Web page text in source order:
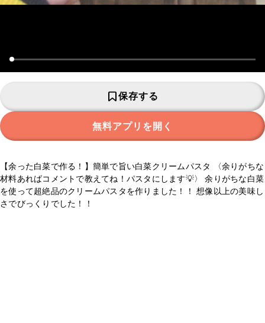
保存する
無料アプリを開く
【余った白菜で作る！】簡単で旨い白菜クリームパスタ 〈余りがちな
材料あればコメントで教えてね！パスタにします💡〉 余りがちな白菜
を使って超絶品のクリームパスタを作りました！！ 想像以上の美味し
さでびっくりでした！！